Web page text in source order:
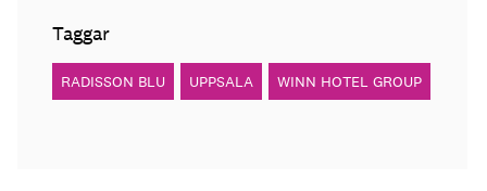
Taggar
RADISSON BLU UPPSALA WINN HOTEL GROUP